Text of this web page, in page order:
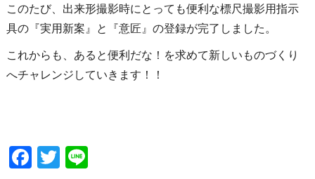
このたび、出来形撮影時にとっても便利な標尺撮影用指示
具の『実用新案』と『意匠』の登録が完了しました。
これからも、あると便利だな！を求めて新しいものづくり
へチャレンジしていきます！！
Facebook
Twitter
Line